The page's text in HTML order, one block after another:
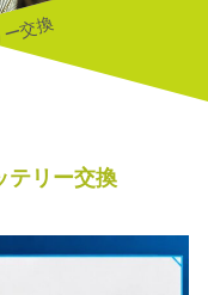
交換
テリー交換